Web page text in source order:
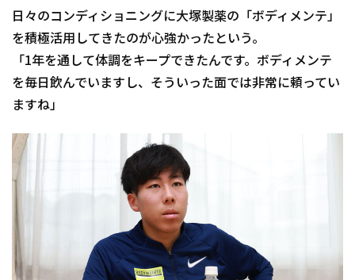
日々のコンディショニングに大塚製薬の「ボディメンテ」
を積極活用してきたのが心強かったという。
「1年を通して体調をキープできたんです。ボディメンテ
を毎日飲んでいますし、そういった面では非常に頼ってい
ますね」